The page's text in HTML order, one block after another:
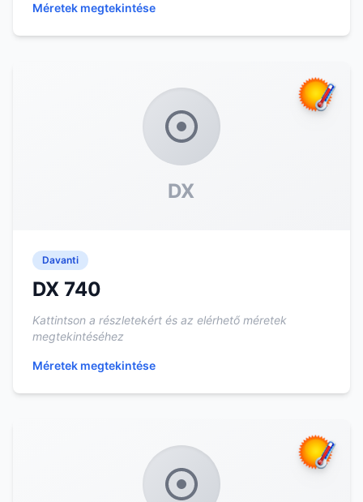
Méretek megtekintése
DX
Davanti
DX 740
Kattintson a részletekért és az elérhető méretek
megtekintéséhez
Méretek megtekintése